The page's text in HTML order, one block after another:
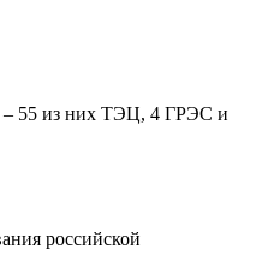
– 55 из них ТЭЦ, 4 ГРЭС и
российской